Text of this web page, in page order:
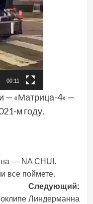
00:11
— «Матрица-4» —
м году.
— NA CHUI.
все поймете.
Следующий:
Линдерманна